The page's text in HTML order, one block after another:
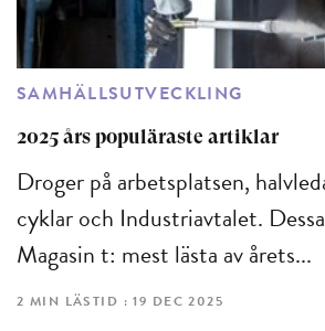
SAMHÄLLSUTVECKLING
2025 års populäraste artiklar
Droger på arbetsplatsen,
cyklar och Industriavtalet.
Magasin t: mest lästa av årets...
2 MIN LÄSTID : 19 DEC 2025